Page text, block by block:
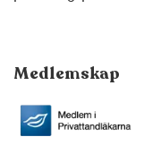
Medlemskap